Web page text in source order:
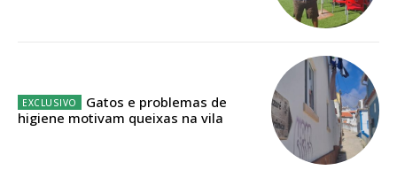
Sendo assinante terá acesso a todos os conteúdos exclusivos e versões
Gatos e problemas de
higiene motivam queixas na vila